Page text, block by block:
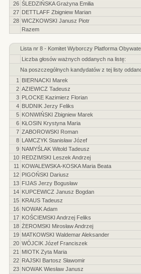
26 ŚLEDZIŃSKA Grażyna Emilia
27 DETTLAFF Zbigniew Marian
28 WICZKOWSKI Janusz Piotr
Razem
Lista nr 8 - Komitet Wyborczy Platforma
Liczba głosów ważnych oddanych na listę:
Na poszczególnych kandydatów z tej listy
1
BIERNACKI Marek
2 AZIEWICZ Tadeusz
3 PLOCKE Kazimierz Florian
4 BUDNIK Jerzy Feliks
5 KONWIŃSKI Zbigniew Marek
6 KŁOSIN Krystyna Maria
7 ZABOROWSKI Roman
8 LAMCZYK Stanisław Józef
9 NAMYŚLAK Witold Tadeusz
10 REDZIMSKI Leszek Andrzej
11
KOWALEWSKA-KOSKA Maria Beata
12 PIGOŃSKI Dariusz
13 FIJAS Jerzy Bogusław
14 KUPCEWICZ Janusz Bogdan
15 KRAUS Tadeusz
16 NOWAK Adam
17 KOŚCIEMSKI Andrzej Feliks
18 ŻEROMSKI Mirosław Andrzej
19 MATKOWSKI Waldemar Aleksander
20 WÓJCIK Józef Franciszek
21
MIOTK Zyta Maria
22 RAJSKI Bartosz Sławomir
23 NOWAK Wiesław Janusz